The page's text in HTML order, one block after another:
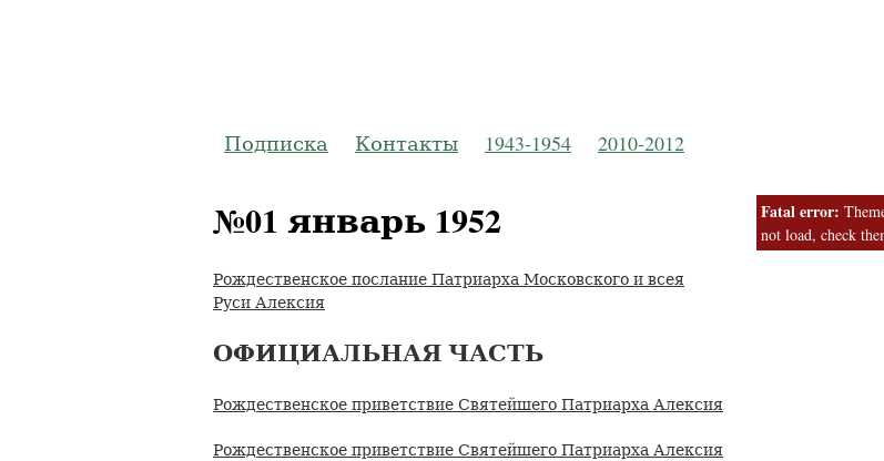
Подписка Контакты 1943-1954 2010-2012
№01 январь 1952
Рождественское послание Патриарха Московского и всея
Руси Алексия
ОФИЦИАЛЬНАЯ ЧАСТЬ
Рождественское приветствие Святейшего Патриарха Алексия
Рождественское приветствие Святейшего Патриарха Алексия
Fatal error:
not load, check